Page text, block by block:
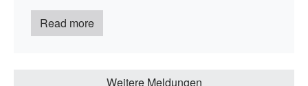
Read more
Weitere Meldungen